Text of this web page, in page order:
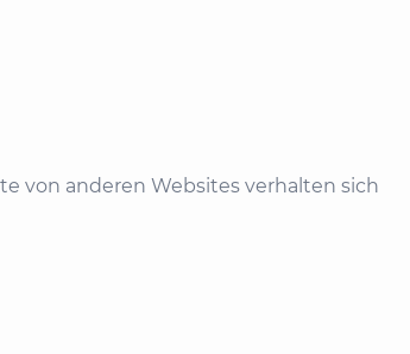
von anderen Websites verhalten sich